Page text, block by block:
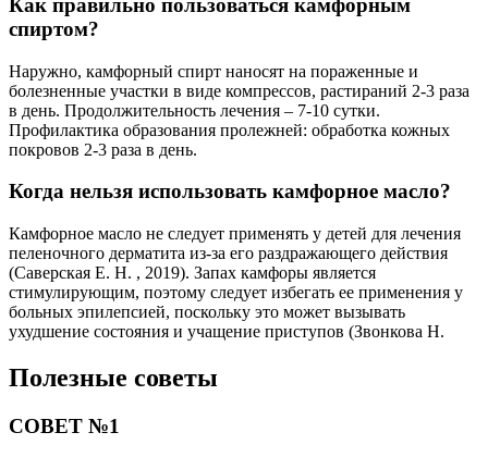
Как правильно пользоваться камфорным
спиртом?
Наружно, камфорный спирт наносят на пораженные и
болезненные участки в виде компрессов, растираний 2-3 раза
в день. Продолжительность лечения – 7-10 сутки.
Профилактика образования пролежней: обработка кожных
покровов 2-3 раза в день.
Когда нельзя использовать камфорное масло?
Камфорное масло не следует применять у детей для лечения
пеленочного дерматита из-за его раздражающего действия
(Саверская Е. Н. , 2019). Запах камфоры является
стимулирующим, поэтому следует избегать ее применения у
больных эпилепсией, поскольку это может вызывать
ухудшение состояния и учащение приступов (Звонкова Н.
Полезные советы
СОВЕТ №1